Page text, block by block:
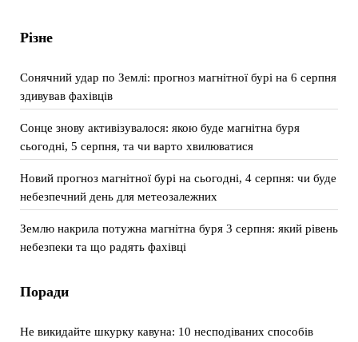
Різне
Сонячний удар по Землі: прогноз магнітної бурі на 6 серпня
здивував фахівців
Сонце знову активізувалося: якою буде магнітна буря
сьогодні, 5 серпня, та чи варто хвилюватися
Новий прогноз магнітної бурі на сьогодні, 4 серпня: чи буде
небезпечний день для метеозалежних
Землю накрила потужна магнітна буря 3 серпня: який рівень
небезпеки та що радять фахівці
Поради
Не викидайте шкурку кавуна: 10 несподіваних способів